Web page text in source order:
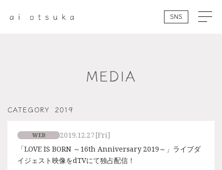
SNS
MEDIA
CATEGORY 2019
WEB 2019.12.27[Fri]
「LOVE IS BORN ～16th Anniversary 2019～」ライブダ
イジェスト映像をdTVにて独占配信！